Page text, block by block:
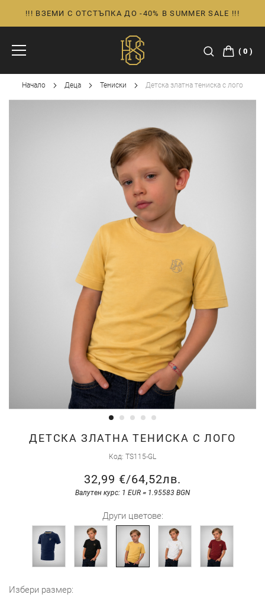
Прескачане
към
съдържанието
!!! ВЗЕМИ С ОТСТЪПКА ДО -40% В SUMMER SALE !!!
0
Начало Деца Тениски Детска златна тениска с лого
ДЕТСКА ЗЛАТНА ТЕНИСКА С ЛОГО
Код TS115-GL
32,99 €/64,52лв.
Валутен курс: 1 EUR = 1.95583 BGN
Други цветове:
избери размер
Преминете